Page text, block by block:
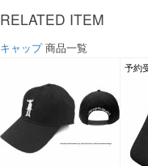
RELATED ITEM
キャップ商品一覧
予約